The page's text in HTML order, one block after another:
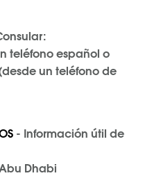
teléfono español o
un teléfono de
- Información útil de
Dhabi